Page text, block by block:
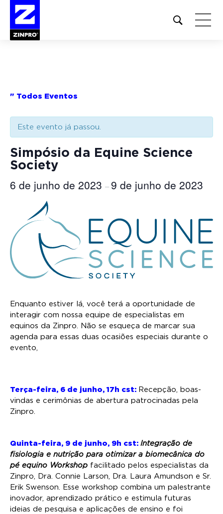
Open
site
" Todos Eventos
Este evento já passou.
Simpósio da Equine Science
Society
6 de junho de 2023 –9 de junho de 2023
Enquanto estiver lá, você terá a oportunidade de
interagir com nossa equipe de especialistas em
equinos da Zinpro. Não se esqueça de marcar sua
agenda para essas duas ocasiões especiais durante o
evento,
Terça-feira, 6 de junho, 17h cst: Recepção, boas-
vindas e cerimônias de abertura patrocinadas pela
Zinpro.
Quinta-feira, 9 de junho, 9h cst: Integração de
fisiologia e nutrição para otimizar a biomecânica do
pé equino Workshop facilitado pelos especialistas da
Zinpro, Dra. Connie Larson, Dra. Laura Amundson e Sr.
Erik Swenson. Esse workshop combina um palestrante
inovador, aprendizado prático e estimula futuras
ideias de pesquisa e aplicações de ensino e foi